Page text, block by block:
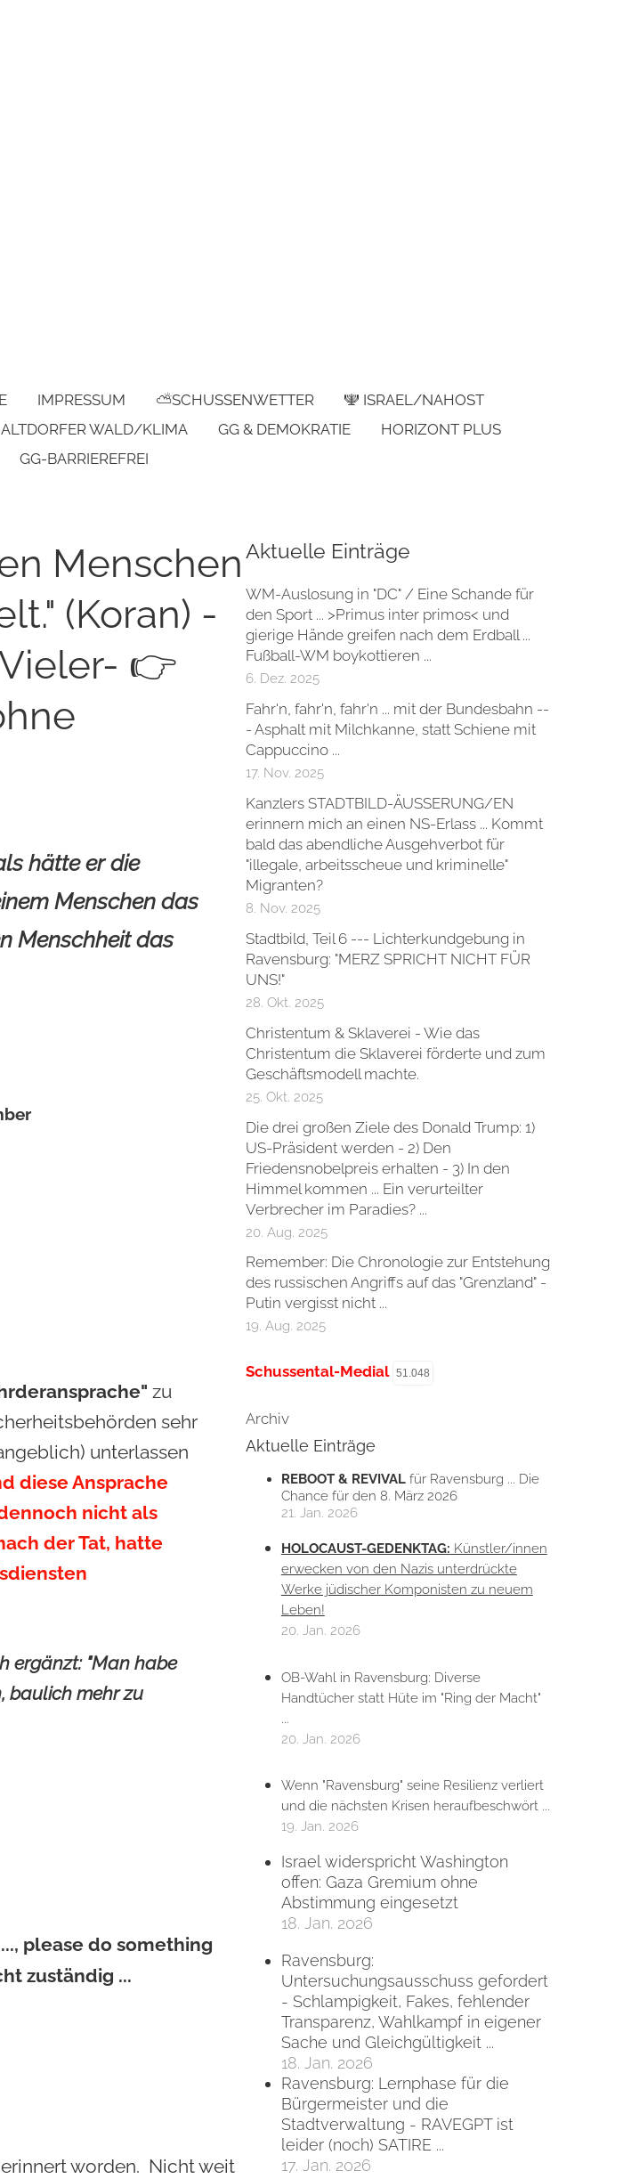
IMPRESSUM ⛅SCHUSSENWETTER
🕎 ISRAEL/NAHOST
ALTDORFER WALD/KLIMA GG & DEMOKRATIE
HORIZONT PLUS
GG-BARRIEREFREI
Aktuelle Einträge
WM-Auslosung in "DC" / Eine Schande für
den Sport ... >Primus inter primos< und
gierige Hände greifen nach dem Erdball ...
Fußball-WM boykottieren ...
6. Dez. 2025
Fahr'n, fahr'n, fahr'n ... mit der Bundesbahn --
- Asphalt mit Milchkanne, statt Schiene mit
Cappuccino ...
17. Nov. 2025
Kanzlers STADTBILD-ÄUSSERUNG/EN
erinnern mich an einen NS-Erlass ... Kommt
bald das abendliche Ausgehverbot für
"illegale, arbeitsscheue und kriminelle"
Migranten?
8. Nov. 2025
Stadtbild, Teil 6 --- Lichterkundgebung in
Ravensburg: "MERZ SPRICHT NICHT FÜR
UNS!"
28. Okt. 2025
Christentum & Sklaverei - Wie das
Christentum die Sklaverei förderte und zum
Geschäftsmodell machte.
25. Okt. 2025
Die drei großen Ziele des Donald Trump: 1)
US-Präsident werden - 2) Den
Friedensnobelpreis erhalten - 3) In den
Himmel kommen ... Ein verurteilter
Verbrecher im Paradies? ...
20. Aug. 2025
Remember: Die Chronologie zur Entstehung
des russischen Angriffs auf das "Grenzland" -
Putin vergisst nicht ...
19. Aug. 2025
Schussental-Medial 51.048
Archiv
Aktuelle Einträge
REBOOT & REVIVALfür Ravensburg ... Die
Chance für den 8. März 2026
21. Jan. 2026
HOLOCAUST-GEDENKTAG: Künstler/innen
erwecken von den Nazis unterdrückte
Werke jüdischer Komponisten zu neuem
Leben!
20. Jan. 2026
OB-Wahl in Ravensburg: Diverse
Handtücher statt Hüte im "Ring der Macht"
...
20. Jan. 2026
Wenn "Ravensburg" seine Resilienz verliert
und die nächsten Krisen heraufbeschwört ...
19. Jan. 2026
Israel widerspricht Washington
offen: Gaza Gremium ohne
Abstimmung eingesetzt
18. Jan. 2026
Ravensburg:
Untersuchungsausschuss gefordert
- Schlampigkeit, Fakes, fehlender
Transparenz, Wahlkampf in eigener
Sache und Gleichgültigkeit ...
18. Jan. 2026
Ravensburg: Lernphase für die
Bürgermeister und die
Stadtverwaltung - RAVEGPT ist
leider (noch) SATIRE ...
17. Jan. 2026
Menschen
(Koran) -
👉
hätte er die
Menschen das
Menschheit das
zu
sehr
unterlassen
diese Ansprache
nicht als
der Tat, hatte
ergänzt: "Man habe
baulich mehr zu
please do something
zuständig ...
worden. Nicht weit